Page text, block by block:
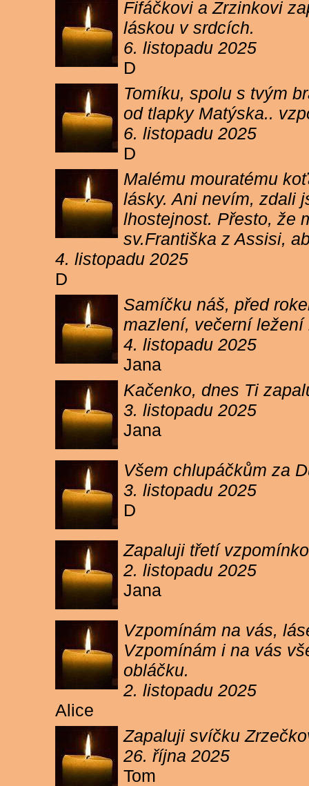
Fifáčkovi a Zrzinkovi
láskou v srdcích.
6. listopadu 2025
D
Tomíku, spolu s tvým
od tlapky Matýska..
6. listopadu 2025
D
Malému mouratému
lásky. Ani nevím, zdali
lhostejnost. Přesto, že
sv.Františka z Assisi,
4. listopadu 2025
D
Samíčku náš, před
mazlení, večerní
4. listopadu 2025
Jana
Kačenko, dnes Ti
3. listopadu 2025
Jana
Všem chlupáčkům za
3. listopadu 2025
D
Zapaluji třetí
2. listopadu 2025
Jana
Vzpomínám na vás,
Vzpomínám i na vás
obláčku.
2. listopadu 2025
Alice
Zapaluji svíčku
26. října 2025
Tom